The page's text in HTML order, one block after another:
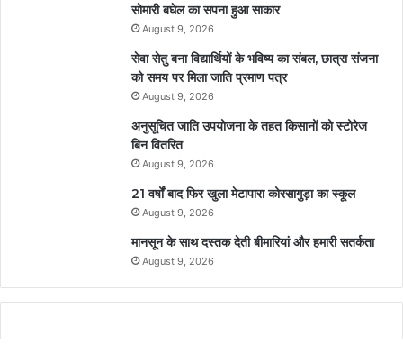
सोमारी बघेल का सपना हुआ साकार
August 9, 2026
सेवा सेतु बना विद्यार्थियों के भविष्य का संबल, छात्रा संजना
को समय पर मिला जाति प्रमाण पत्र
August 9, 2026
अनुसूचित जाति उपयोजना के तहत किसानों को स्टोरेज
बिन वितरित
August 9, 2026
21 वर्षों बाद फिर खुला मेटापारा कोरसागुड़ा का स्कूल
August 9, 2026
मानसून के साथ दस्तक देती बीमारियां और हमारी सतर्कता
August 9, 2026